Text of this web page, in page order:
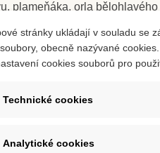
Skladem
pralese
plameňáka, orla
ftaláty, ani BPA.
podél krajů. Ideální na
stránky ukládají v souladu se
obecně nazývané
cookies souborů pro
Technické cookies
Analytické cookies